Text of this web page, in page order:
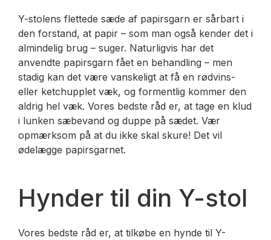
Y-stolens flettede sæde af papirsgarn er sårbart i
den forstand, at papir – som man også kender det i
almindelig brug – suger. Naturligvis har det
anvendte papirsgarn fået en behandling – men
stadig kan det være vanskeligt at få en rødvins-
eller ketchupplet væk, og formentlig kommer den
aldrig hel væk. Vores bedste råd er, at tage en klud
i lunken sæbevand og duppe på sædet. Vær
opmærksom på at du ikke skal skure! Det vil
ødelægge papirsgarnet.
Hynder til din Y-stol
Vores bedste råd er, at tilkøbe en hynde til Y-